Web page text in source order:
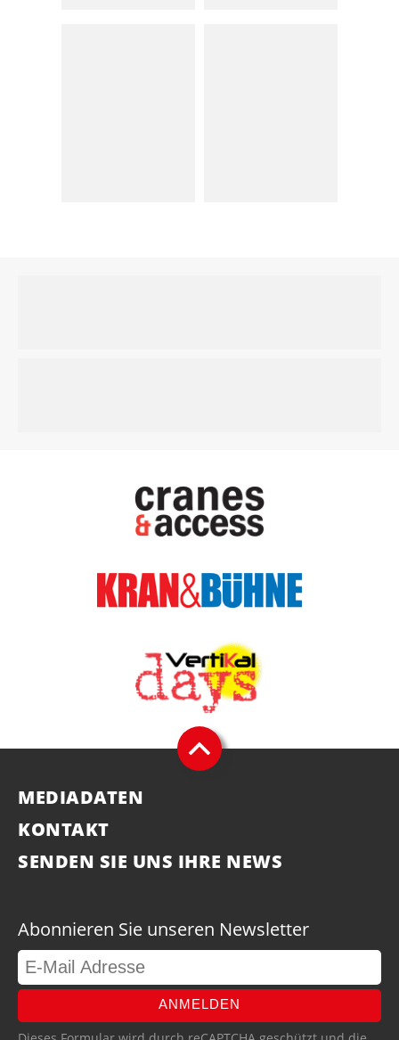
MEDIADATEN
KONTAKT
SENDEN SIE UNS IHRE NEWS
Abonnieren Sie unseren Newsletter
ANMELDEN